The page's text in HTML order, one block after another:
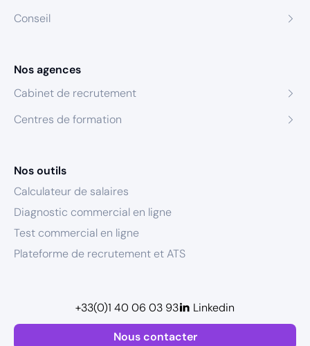
Conseil
Nos agences
Cabinet de recrutement
Centres de formation
Nos outils
Calculateur de salaires
Diagnostic commercial en ligne
Test commercial en ligne
Plateforme de recrutement et ATS
Nous contacter
+33(0)1 40 06 03 93 Linkedin